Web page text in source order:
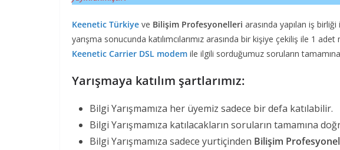
Keenetic Türkiye ve Bilişim Profesyonelleri arasında yapılan iş birliği
yarışma sonucunda katılımcılarımız arasında bir kişiye çekiliş ile 1
Keenetic Carrier DSL modem ile ilgili sorduğumuz soruların
Yarışmaya katılım şartlarımız:
Bilgi Yarışmamıza her üyemiz sadece bir defa katılabilir.
Bilgi Yarışmamıza katılacakların soruların tamamına
Bilgi Yarışmamıza sadece yurtiçinden Bilişim